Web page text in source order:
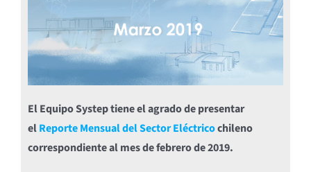
El Equipo Systep tiene el agrado de presentar
elReporte Mensual del Sector Eléctricochileno
correspondiente al mes de febrero de 2019.